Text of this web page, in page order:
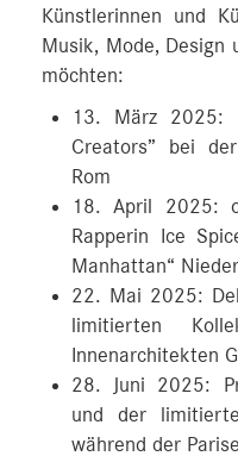
Künstlerinnen und
Musik, Mode, Design
möchten:
13. März 2025:
Creators” bei
Rom
18. April 2025:
Rapperin Ice
Manhattan“
22. Mai 2025:
limitierten
Innenarchitekten
28. Juni 2025:
und der
während der